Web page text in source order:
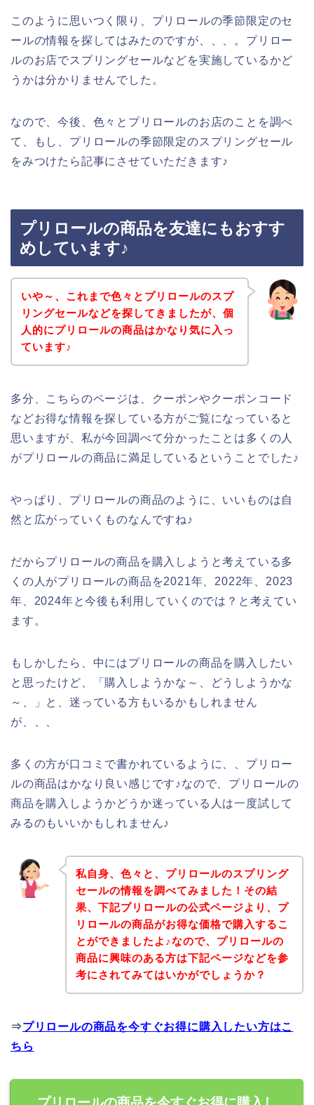
このように思いつく限り、プリロールの季節限定のセ
ールの情報を探してはみたのですが、、、。プリロー
ルのお店でスプリングセールなどを実施しているかど
うかは分かりませんでした。
なので、今後、色々とプリロールのお店のことを調べ
て、もし、プリロールの季節限定のスプリングセール
をみつけたら記事にさせていただきます♪
プリロールの商品を友達にもおすす
めしています♪
いや～、これまで色々とプリロールのスプ
リングセールなどを探してきましたが、個
人的にプリロールの商品はかなり気に入っ
ています♪
多分、こちらのページは、クーポンやクーポンコード
などお得な情報を探している方がご覧になっていると
思いますが、私が今回調べて分かったことは多くの人
がプリロールの商品に満足しているということでした♪
やっぱり、プリロールの商品のように、いいものは自
然と広がっていくものなんですね♪
だからプリロールの商品を購入しようと考えている多
くの人がプリロールの商品を2021年、2022年、2023
年、2024年と今後も利用していくのでは？と考えてい
ます。
もしかしたら、中にはプリロールの商品を購入したい
と思ったけど、「購入しようかな～、どうしようかな
～、」と、迷っている方もいるかもしれません
が、、、
多くの方が口コミで書かれているように、、プリロー
ルの商品はかなり良い感じです♪なので、プリロールの
商品を購入しようかどうか迷っている人は一度試して
みるのもいいかもしれません♪
私自身、色々と、プリロールのスプリング
セールの情報を調べてみました！その結
果、下記プリロールの公式ページより、プ
リロールの商品がお得な価格で購入するこ
とができましたよ♪なので、プリロールの
商品に興味のある方は下記ページなどを参
考にされてみてはいかがでしょうか？
⇒プリロールの商品を今すぐお得に購入したい方はこ
ちら